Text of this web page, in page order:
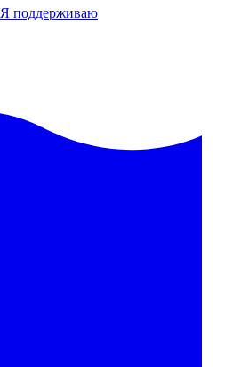
Я поддерживаю